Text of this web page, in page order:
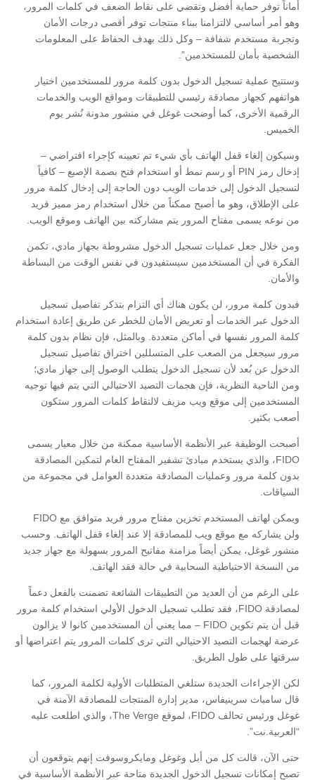
أماناً توفر حماية أفضل وتقضي على نقاط الضعف في كلمات المرور،
وهو أمر أساسي لالتزامنا ببناء منتجات توفر أقصى درجات الأمان
وتجربة مستخدم شفافة – وكل ذلك بهدف الحفاظ على المعلومات
الشخصية بأمان للمستخدمين”.
وستتيح عملية تسجيل الدخول بدون كلمة مرور للمستخدمين اختيار
هواتفهم كجهاز مصادقة رئيسي للتطبيقات ومواقع الويب والخدمات
الرقمية الأخرى، كما أوضحت غوغل في منشور مدونة نُشر يوم
الخميس.
وسيكون إلغاء قفل الهاتف بأي شيء تم تعيينه كإجراء افتراضي –
إدخال رمز PIN أو رسم نمط أو استخدام فتح بصمة الإصبع – كافياً
لتسجيل الدخول إلى خدمات الويب دون الحاجة إلى إدخال كلمة مرور
على الإطلاق، وهو ما أصبح ممكناً من خلال استخدام رمز مميز فريد
من نوعه يسمى مفتاح المرور يتم مشاركته بين الهاتف وموقع الويب.
ومن خلال جعل عمليات تسجيل الدخول مشروطة بجهاز مادي، تكمن
الفكرة في أن المستخدمين سيستفيدون في نفس الوقت من البساطة
والأمان.
فبدون كلمة مرور، لن يكون هناك أي التزام بتذكر تفاصيل تسجيل
الدخول عبر الخدمات أو تعريض الأمان للخطر عن طريق إعادة استخدام
كلمة المرور نفسها في أماكن متعددة. وبالمثل، فإن نظام بدون كلمة
مرور سيجعل من الصعب على المتسللين اختراق تفاصيل تسجيل
الدخول عن بُعد لأن تسجيل الدخول يتطلب الوصول إلى جهاز مادي؛
ومن الناحية النظرية، فإن هجمات التصيد الاحتيالي التي يتم فيها توجيه
المستخدمين إلى موقع ويب مزيف لالتقاط كلمات المرور ستكون
أصعب بكثير.
أصبحت الوظيفة عبر الأنظمة الأساسية ممكنة من خلال معيار يسمى
FIDO، والذي يستخدم مبادئ تشفير المفتاح العام لتمكين المصادقة
بدون كلمة مرور وعمليات المصادقة متعددة العوامل في مجموعة من
السياقات.
ويمكن لهاتف المستخدم تخزين مفتاح مرور فريد متوافق مع FIDO
ولن يشاركه مع موقع ويب للمصادقة إلا عند إلغاء قفل الهاتف. وحسب
منشور غوغل، يمكن أيضاً مزامنة مفاتيح المرور بسهولة مع جهاز جديد
من النسخة الاحتياطية السحابية في حالة فقد الهاتف.
على الرغم من أن العديد من التطبيقات الشائعة تضمنت بالفعل دعماً
لمصادقة FIDO، فقد تطلب تسجيل الدخول الأولي استخدام كلمة مرور
قبل أن يتم تكوين FIDO – مما يعني أن المستخدمين كانوا لا يزالون
عرضة لهجمات التصيد الاحتيالي التي ترى كلمات المرور يتم اعتراضها أو
سرقتها على طول الطريق.
لكن الإجراءات الجديدة ستلغي المتطلبات الأولية لكلمة المرور، كما
قال سامباث سرينيفاس، مدير إدارة المنتجات للمصادقة الآمنة في
غوغل ورئيس تحالف FIDO، لموقع The Verge، والذي اطلعت عليه
“العربية.نت”.
حتى الآن، قالت كل من أبل وغوغل ومايكروسوفت إنهم يتوقعون أن
تصبح إمكانات تسجيل الدخول الجديدة متاحة عبر الأنظمة الأساسية في